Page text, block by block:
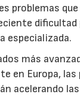
problemas
dificultad
especializada.
más
en Europa,
acelerando